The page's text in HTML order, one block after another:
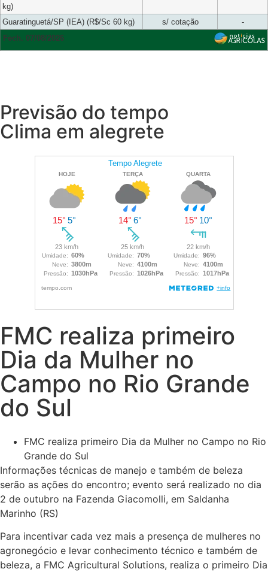
kg)
Guaratinguetá/SP (IEA) (R$/Sc 60 kg) s/ cotação
-
Fech. 07/08/2026
Previsão do tempo
Clima em alegrete
FMC realiza primeiro
Dia da Mulher no
Campo no Rio Grande
do Sul
FMC realiza primeiro Dia da Mulher no Campo no Rio
Grande do Sul
Informações técnicas de manejo e também de beleza
serão as ações do encontro; evento será realizado no dia
2 de outubro na Fazenda Giacomolli, em Saldanha
Marinho (RS)
Para incentivar cada vez mais a presença de mulheres no
agronegócio e levar conhecimento técnico e também de
beleza, a FMC Agricultural Solutions, realiza o primeiro Dia